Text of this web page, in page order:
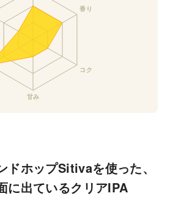
ドホップSitivaを使った、
に出ているクリアIPA